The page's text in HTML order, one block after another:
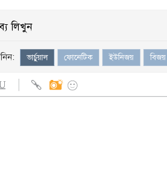
লিখুন
ভার্চুয়াল ফোনেটিক ইউনিজয় বিজয়